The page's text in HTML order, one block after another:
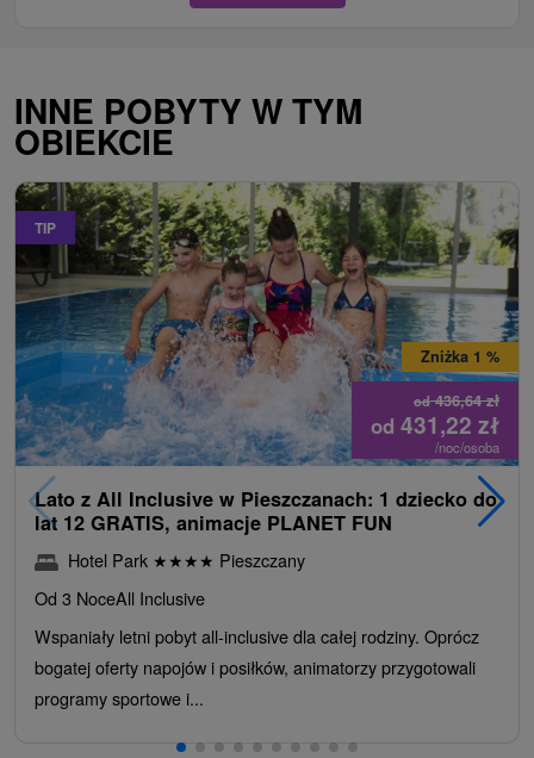
INNE POBYTY W TYM
OBIEKCIE
TIP
od436,64zł
Zniżka 1 %
od 431,22 zł
/noc/osoba
Lato z All Inclusive w Pieszczanach: 1 dziecko do
lat 12 GRATIS, animacje PLANET FUN
Hotel Park ★★★★ Pieszczany
Od 3 NoceAll Inclusive
Wspaniały letni pobyt all-inclusive dla całej rodziny. Oprócz
bogatej oferty napojów i posiłków, animatorzy przygotowali
programy sportowe i...